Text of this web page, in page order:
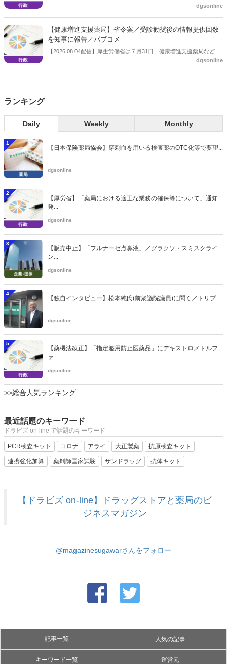
保険給付の見直しの実施に向けた技術的検討会」を開催。「中間とり
会等に報告し、令和８年秋頃を目途に結論を得る予定。
dgsonline
【健康増進支援薬局】省令案／受診勧奨後の情報提供回数
を知事に報告／パブコメ
【2026.08.04配信】厚生労働省は７月31日、健康増進支援薬局などに
関する省令案を示し、パブコメを開始した。受診勧奨を行った後に、
dgsonline
ランキング
Daily Weekly Monthly
1
【日本保険薬局協会】穿刺血を用いる検査薬のOTC化等で要望...
dgsonline
2
【厚労省】「薬局における適正な業務の確保等について」通知
発...
dgsonline
3
【販売中止】「フルナーゼ点鼻液」／グラクソ・スミスクライ
ン...
dgsonline
4
【独自インタビュー】松本純氏(前衆議院議員)に聞く／トリプ...
dgsonline
5
【薬機法改正】「指定濫用防止医薬品」にデキストロメトルフ
ァ...
dgsonline
>>総合人気ランキング
最近話題のキーワード
ドラビズ on-line で話題のキーワード
PCR検査キット コロナ アライ 大正製薬 抗原検査キット
連携強化加算 薬剤師国家試験 サンドラッグ 抗体キット
【ドラビズ on-line】ドラッグストアと薬局のビ
ジネスマガジン
@magazinesugawarさんをフォロー
記事一覧 人気の記事
キーワード一覧 運営元